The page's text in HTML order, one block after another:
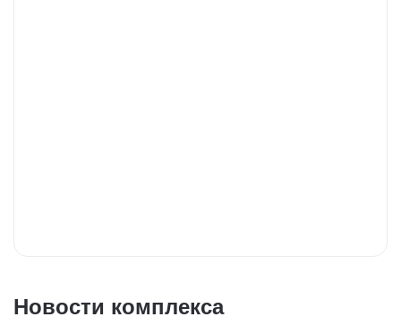
Новости комплекса